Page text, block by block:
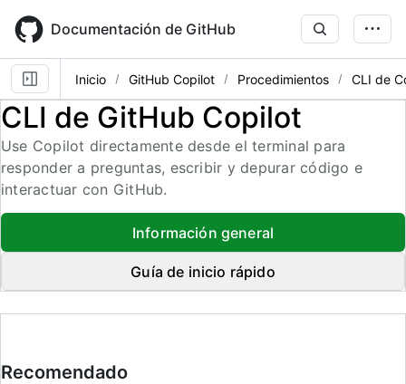
main
content
Documentación de GitHub
Inicio GitHub Copilot Procedimientos CLI de
CLI de GitHub Copilot
Use Copilot directamente desde el terminal para
responder a preguntas, escribir y depurar código e
interactuar con GitHub.
Información general
Guía de inicio rápido
Recomendado